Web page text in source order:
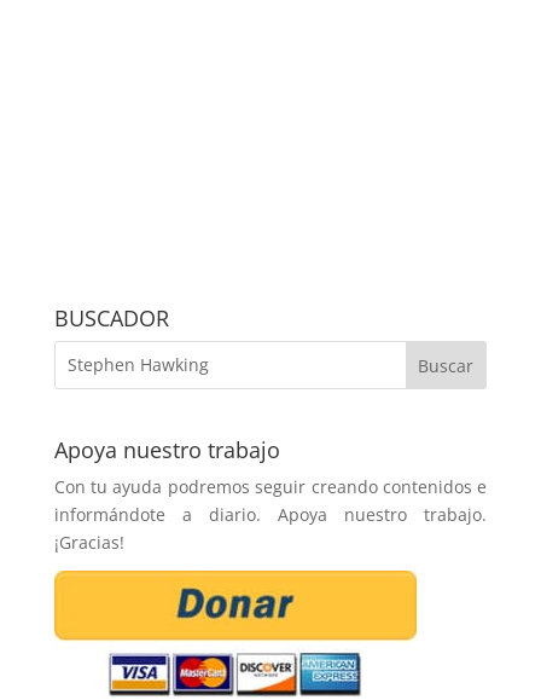
BUSCADOR
Apoya nuestro trabajo
Con tu ayuda podremos seguir creando contenidos e
informándote a diario. Apoya nuestro trabajo.
¡Gracias!